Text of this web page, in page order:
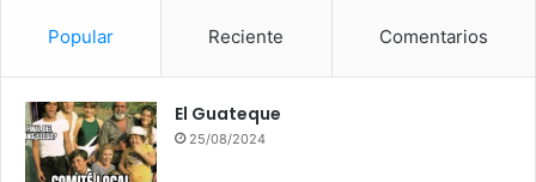
Popular Reciente Comentarios
El Guateque
25/08/2024